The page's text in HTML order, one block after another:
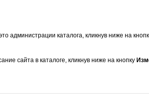
администрации каталога, кликнув ниже на
сайта в каталоге, кликнув ниже на кнопку